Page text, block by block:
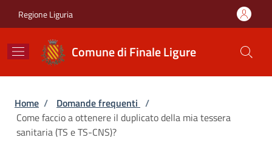
Regione Liguria
Comune di Finale Ligure
Briciole di pane
Home / Domande frequenti /
Come faccio a ottenere il duplicato della mia tessera
sanitaria (TS e TS-CNS)?